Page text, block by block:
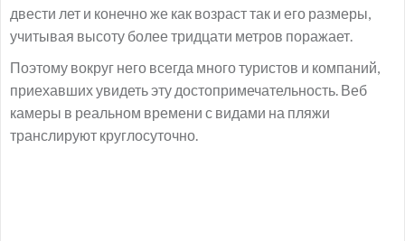
двести лет и конечно же как возраст так и его размеры,
учитывая высоту более тридцати метров поражает.
Поэтому вокруг него всегда много туристов и компаний,
приехавших увидеть эту достопримечательность. Веб
камеры в реальном времени с видами на пляжи
транслируют круглосуточно.